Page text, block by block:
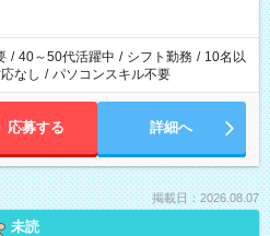
/ 40～50代活躍中 / シフト勤務 / 10名以
なし / パソコンスキル不要
応募する 詳細へ
掲載日：2026.08.07
未読